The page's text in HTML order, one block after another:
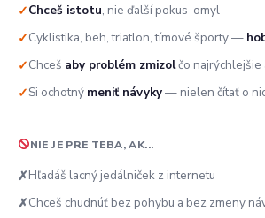
✓Chceš istotu, nie ďalší pokus-omyl
✓Cyklistika, beh, triatlon, tímové športy —
✓Chceš aby problém zmizolčo najrýchlejšie
✓Si ochotný meniť návyky— nielen čítať o
NIE JE PRE TEBA, AK...
✗Hľadáš lacný jedálniček z internetu
✗Chceš chudnúť bez pohybu a bez zmeny